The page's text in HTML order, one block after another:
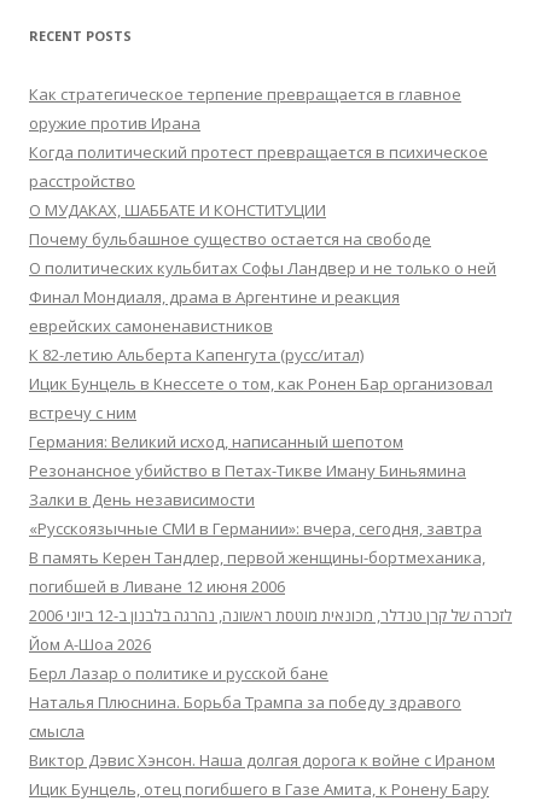
RECENT POSTS
Как стратегическое терпение превращается в главное
оружие против Ирана
Когда политический протест превращается в психическое
расстройство
О МУДАКАХ, ШАББАТЕ И КОНСТИТУЦИИ
Почему бульбашное существо остается на свободе
О политических кульбитах Софы Ландвер и не только о ней
Финал Мондиаля, драма в Аргентине и реакция
еврейских самоненавистников
К 82-летию Альберта Капенгута (русс/итал)
Ицик Бунцель в Кнессете о том, как Ронен Бар организовал
встречу с ним
Германия: Великий исход, написанный шепотом
Резонансное убийство в Петах-Тикве Иману Биньямина
Залки в День независимости
«Русскоязычные СМИ в Германии»: вчера, сегодня, завтра
В память Керен Тандлер, первой женщины-бортмеханика,
погибшей в Ливане 12 июня 2006
לזכרה של קרן טנדלר, מכונאית מוטסת ראשונה, נהרגה בלבנון ב-12 ביוני 2006
Йом А-Шоа 2026
Берл Лазар о политике и русской бане
Наталья Плюснина. Борьба Трампа за победу здравого
смысла
Виктор Дэвис Хэнсон. Наша долгая дорога к войне с Ираном
Ицик Бунцель, отец погибшего в Газе Амита, к Ронену Бару